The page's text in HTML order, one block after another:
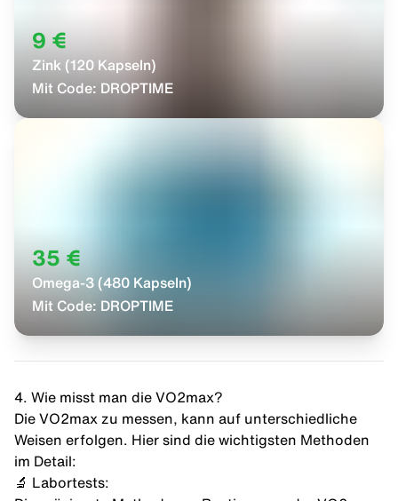
9 €
Zink (120 Kapseln)
Mit Code: DROPTIME
35 €
Omega-3 (480 Kapseln)
Mit Code: DROPTIME
4. Wie misst man die VO2max?
Die VO2max zu messen, kann auf unterschiedliche
Weisen erfolgen. Hier sind die wichtigsten Methoden
im Detail:
🔬 Labortests: